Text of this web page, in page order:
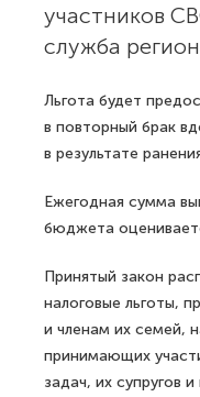
участников
служба
Льгота будет
в повторный брак
в результате
Ежегодная сумма
бюджета
Принятый закон
налоговые льготы,
и членам их семей,
принимающих
задач, их супругов и